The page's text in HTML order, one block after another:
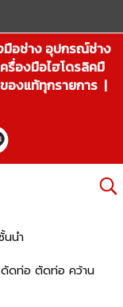
มือช่าง อุปกรณ์ช่าง
รื่องมือไฮโดรลิคมื
องแท้ทุกรายการ |
นนำ
ดัดท่อ ตัดท่อ คว้าน